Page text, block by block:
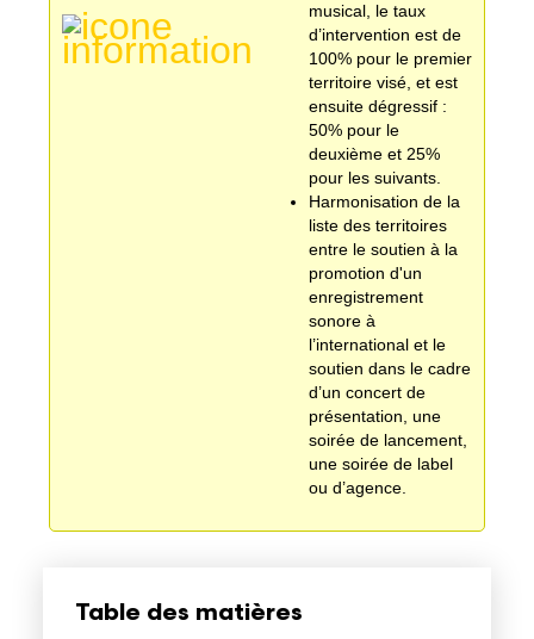
musical, le taux
d’intervention est de
100% pour le premier
territoire visé, et est
ensuite dégressif :
50% pour le
deuxième et 25%
pour les suivants.
Harmonisation de la
liste des territoires
entre le soutien à la
promotion d'un
enregistrement
sonore à
l’international et le
soutien dans le cadre
d’un concert de
présentation, une
soirée de lancement,
une soirée de label
ou d’agence.
Table des matières